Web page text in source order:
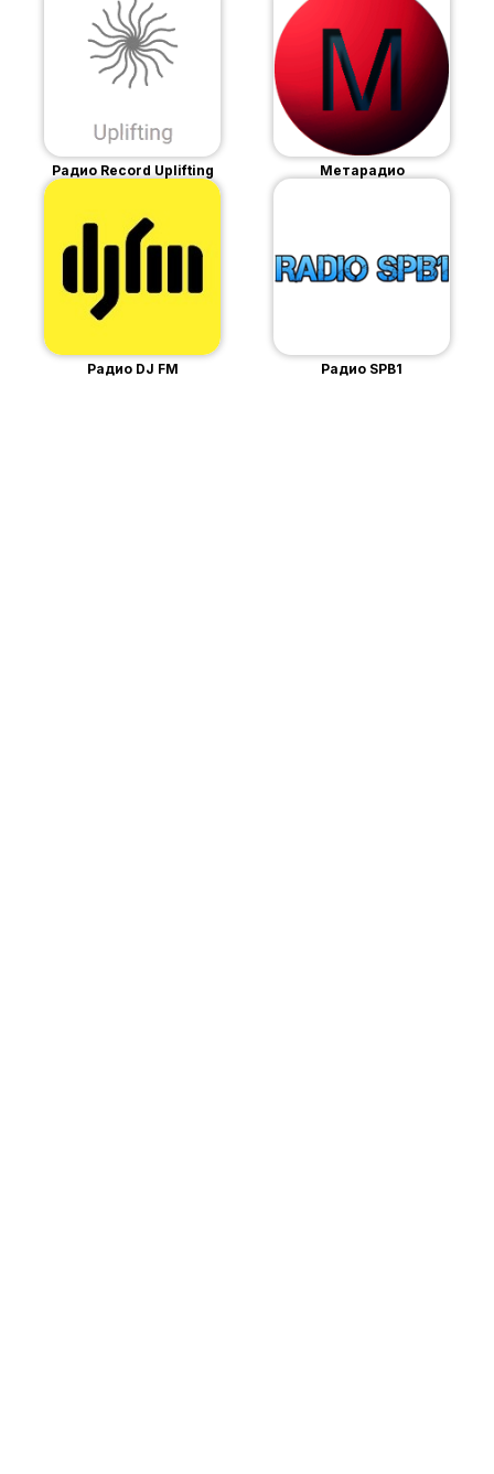
Радио Record Uplifting Метарадио
Радио DJ FM Радио SPB1